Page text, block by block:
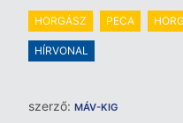
HORGÁSZ PECA
HÍRVONAL
szerző: MÁV-KIG